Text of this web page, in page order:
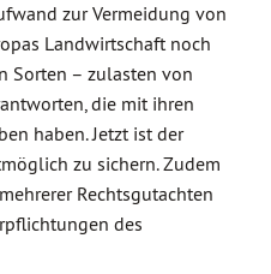
zur Vermeidung von
Landwirtschaft noch
Sorten – zulasten von
die mit ihren
haben. Jetzt ist der
zu sichern. Zudem
Rechtsgutachten
des